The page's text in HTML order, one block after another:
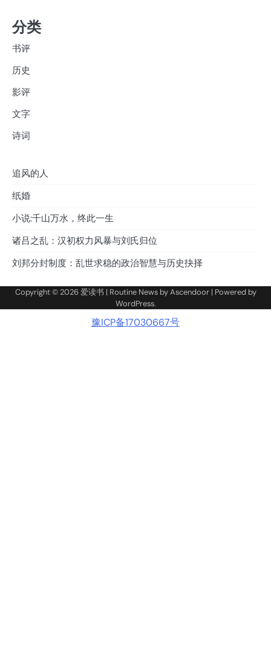
分类
书评
历史
影评
文字
诗词
追风的人
纸婚
小说:千山万水，终此一生
诸吕之乱：汉初权力风暴与刘氏归位
刘邦分封制度：乱世求稳的政治智慧与历史抉择
Copyright © 2026爱读书 | Routine News byAscendoor| Powered by
WordPress.
豫ICP备17030667号